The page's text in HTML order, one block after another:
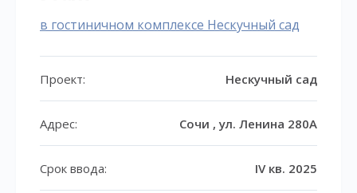
в гостиничном комплексе Нескучный сад
Проект: Нескучный сад
Адрес: Сочи , ул. Ленина 280А
Срок ввода: IV кв. 2025